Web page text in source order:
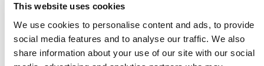
This website uses cookies
We use cookies to personalise content and ads, to provide
social media features and to analyse our traffic. We also
share information about your use of our site with our social
Land*
Sind Sie ein BC-Partner oder ein BC-Anwender?